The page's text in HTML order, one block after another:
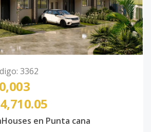
: 3362
en Punta cana